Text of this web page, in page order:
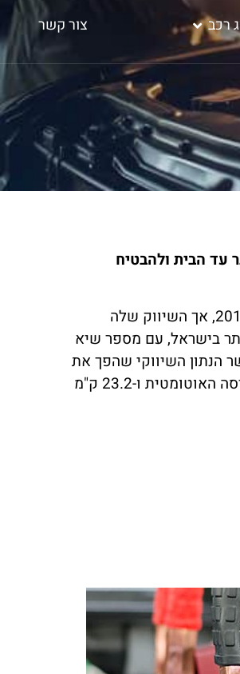
רכב צור קשר
עד הבית ולהבטיח
סוזוקי אלטו היא אומנם מכונית מיני שיוצרה על ידי חברת סוזוקי בין השנים 1979 ל-2015, אך השיווק שלה
ביותר בישראל, עם מספר שיא
עם מנוע בנזין 1.0 ליטר ו-3 צילינדרים, כאשר הנתון השיווקי שהפך את
הרכב לפופולארי בישראל קשור לצריכת הדלק עם צריכה של 19.6 ק"מ לליטר דלק בגרסה האוטומטית ו-23.2 ק"מ